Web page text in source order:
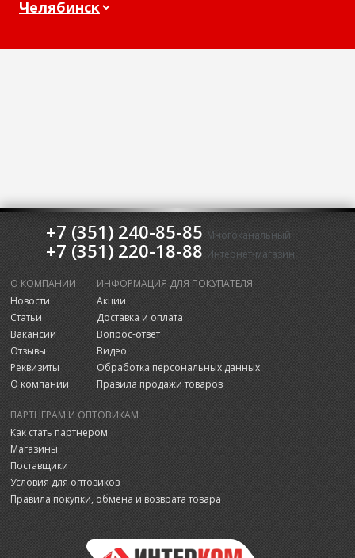
+7 (351) 240-85-85 Многоканальный
+7 (351) 220-18-88 Интернет-магазин
О КОМПАНИИ
Новости
Статьи
Вакансии
Отзывы
Реквизиты
О компании
ИНФОРМАЦИЯ ДЛЯ ПОКУПАТЕЛЯ
Акции
Доставка и оплата
Вопрос-ответ
Видео
Обработка персональных данных
Правила продажи товаров
ПАРТНЕРАМ И ОПТОВИКАМ
Как стать партнером
Магазины
Поставщики
Условия для оптовиков
Правила покупки, обмена и возврата товара